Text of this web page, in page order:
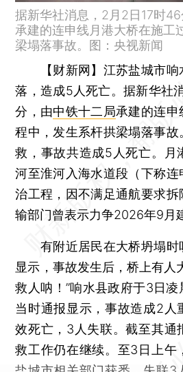
据新华社消息，2月2日17时
承建的连申线月港大桥在施工
梁塌落事故。图：央视新闻
【财新网】 江苏盐城市响
落，造成5人死亡。据新华社
分，由中铁十二局承建的连申
程中，发生系杆拱梁塌落事
救，事故共造成5人死亡。月
河至淮河入海水道段（下称
治工程，因不满足通航要求
输部门曾表示力争2026年9月
有附近居民在大桥坍塌时
显示，事故发生后，桥上有人
救人呐！”响水县政府于3日凌
当时通报显示，事故造成2人
效死亡，3人失联。截至其通
救工作仍在继续。至3日上午